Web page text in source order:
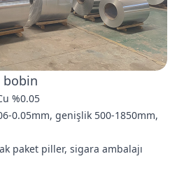
bobin
%0.05
0.05mm, genişlik 500-1850mm,
paket piller, sigara ambalajı